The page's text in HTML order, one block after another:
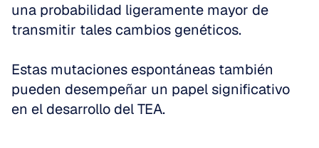
una probabilidad ligeramente mayor de
transmitir tales cambios genéticos.
Estas mutaciones espontáneas también
pueden desempeñar un papel significativo
en el desarrollo del TEA.